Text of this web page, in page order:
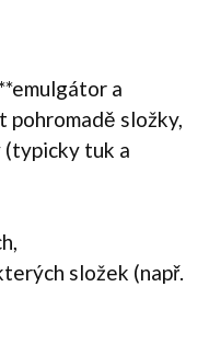
a
pohromadě složky,
tuk a
složek (např.